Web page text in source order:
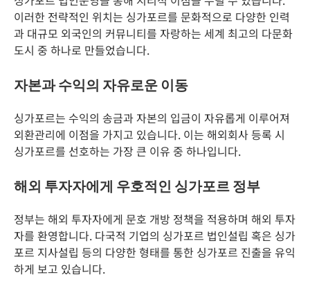
이러한 전략적인 위치는 싱가포르를 문화적으로 다양한 인력
과 대규모 외국인의 커뮤니티를 자랑하는 세계 최고의 다문화
도시 중 하나로 만들었습니다.
자본과 수익의 자유로운 이동
싱가포르는 수익의 송금과 자본의 입금이 자유롭게 이루어져
외환관리에 이점을 가지고 있습니다. 이는 해외회사 등록 시
싱가포르를 선호하는 가장 큰 이유 중 하나입니다.
해외 투자자에게 우호적인 싱가포르 정부
정부는 해외 투자자에게 문호 개방 정책을 적용하며 해외 투자
자를 환영합니다. 다국적 기업의 싱가포르 법인설립 혹은 싱가
포르 지사설립 등의 다양한 형태를 통한 싱가포르 진출을 유익
하게 보고 있습니다.